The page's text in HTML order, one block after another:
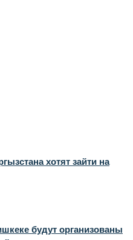
хотят зайти на
будут организованы